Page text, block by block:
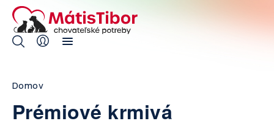
Skip
main
navigation
Breadcrumb
Domov
Prémiové krmivá